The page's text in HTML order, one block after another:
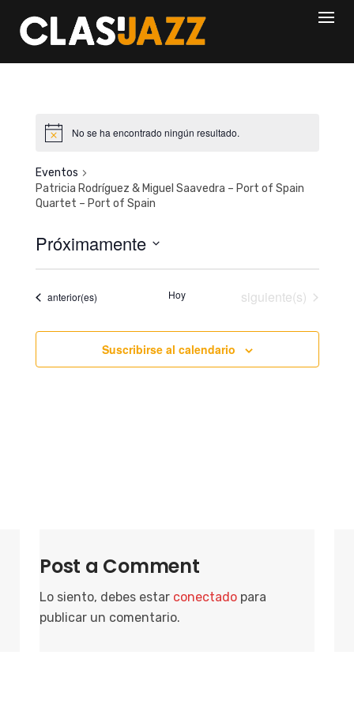
content
No se ha encontrado ningún resultado.
Eventos
Patricia Rodríguez & Miguel Saavedra – Port of Spain
Quartet – Port of Spain
Próximamente
S
c
a
Eventos
anterior(es) Hoy Eventos
siguiente(s)
Suscribirse al calendario
Post a Comment
Lo siento, debes estar conectado para
publicar un comentario.